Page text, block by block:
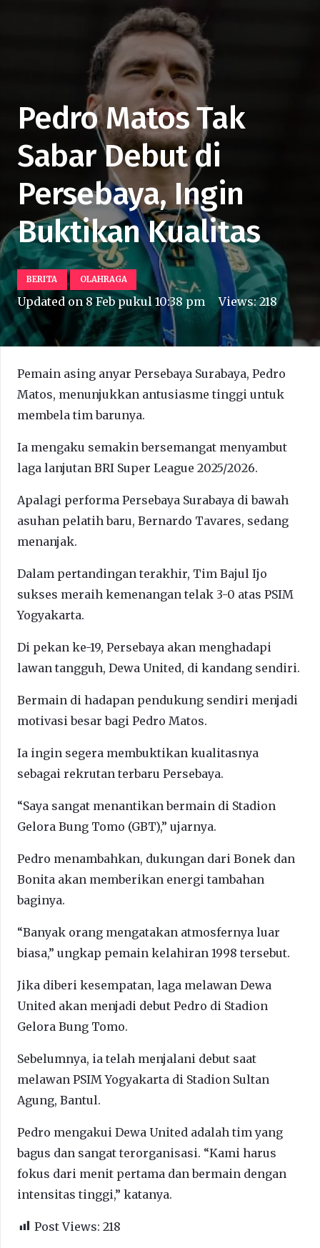
Pedro Matos Tak
Sabar Debut di
Persebaya, Ingin
Buktikan Kualitas
BERITA OLAHRAGA
Updated on8 Feb pukul 10:38 pm Views:218
Pemain asing anyar Persebaya Surabaya, Pedro
Matos, menunjukkan antusiasme tinggi untuk
membela tim barunya.
Ia mengaku semakin bersemangat menyambut
laga lanjutan BRI Super League 2025/2026.
Apalagi performa Persebaya Surabaya di bawah
asuhan pelatih baru, Bernardo Tavares, sedang
menanjak.
Dalam pertandingan terakhir, Tim Bajul Ijo
sukses meraih kemenangan telak 3-0 atas PSIM
Yogyakarta.
Di pekan ke-19, Persebaya akan menghadapi
lawan tangguh, Dewa United, di kandang sendiri.
Bermain di hadapan pendukung sendiri menjadi
motivasi besar bagi Pedro Matos.
Ia ingin segera membuktikan kualitasnya
sebagai rekrutan terbaru Persebaya.
“Saya sangat menantikan bermain di Stadion
Gelora Bung Tomo (GBT),” ujarnya.
Pedro menambahkan, dukungan dari Bonek dan
Bonita akan memberikan energi tambahan
baginya.
“Banyak orang mengatakan atmosfernya luar
biasa,” ungkap pemain kelahiran 1998 tersebut.
Jika diberi kesempatan, laga melawan Dewa
United akan menjadi debut Pedro di Stadion
Gelora Bung Tomo.
Sebelumnya, ia telah menjalani debut saat
melawan PSIM Yogyakarta di Stadion Sultan
Agung, Bantul.
Pedro mengakui Dewa United adalah tim yang
bagus dan sangat terorganisasi. “Kami harus
fokus dari menit pertama dan bermain dengan
intensitas tinggi,” katanya.
Post Views: 218